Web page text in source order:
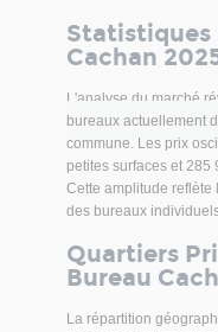
Supérieure
Construction
Cachan est une
où il fait bon vivre :
sont sympathiques
boucherie,
librairie...), un bon
piétonne, ?), le parc
L'immeuble est
110 Euros HT/m²
Statistiques
Cachan
L'analyse du marché
bureaux actuellement
commune. Les prix
petites surfaces et 285
Cette amplitude
des bureaux
Quartiers
Bureau
La répartition